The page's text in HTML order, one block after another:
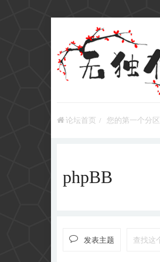
论坛首页 您的第一个分区
phpBB
发表主题